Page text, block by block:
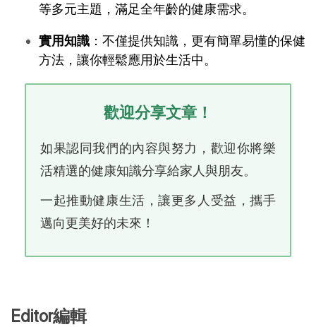
等多元主題，滿足全年齡的健康需求。
實用知識 ：不僅提供知識，更有簡單易懂的保健
方法，讓你輕鬆應用於生活中。
歡迎分享文章！
如果認同我們的內容與努力，歡迎你將樂
活精選的健康知識分享給家人與朋友。
一起推動健康生活，讓更多人受益，攜手
邁向更美好的未來！
Editor編輯